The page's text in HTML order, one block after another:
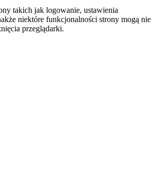
takich jak logowanie, ustawienia
niektóre funkcjonalności strony mogą nie
przeglądarki.